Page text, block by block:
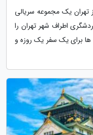
تهران یک مجموعه سریالی
اطراف شهر تهران را
ها برای یک سفر یک روزه و